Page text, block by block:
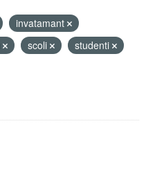
invatamant
scoli
studenti